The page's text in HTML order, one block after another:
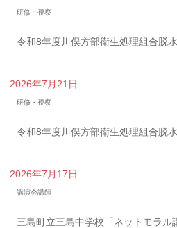
研修・視察
令和8年度川俣方部衛生処理組合脱
2026年7月21日
研修・視察
令和8年度川俣方部衛生処理組合脱
2026年7月17日
講演会講師
三島町立三島中学校「ネットモラル